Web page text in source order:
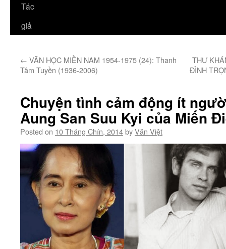
Tác
giả
← VĂN HỌC MIỀN NAM 1954-1975 (24): Thanh
Tâm Tuyền (1936-2006)
THƯ
ĐÌNH
Chuyện tình cảm động ít
Aung San Suu Kyi của Miến
Posted on 10 Tháng Chín, 2014byVăn Việt